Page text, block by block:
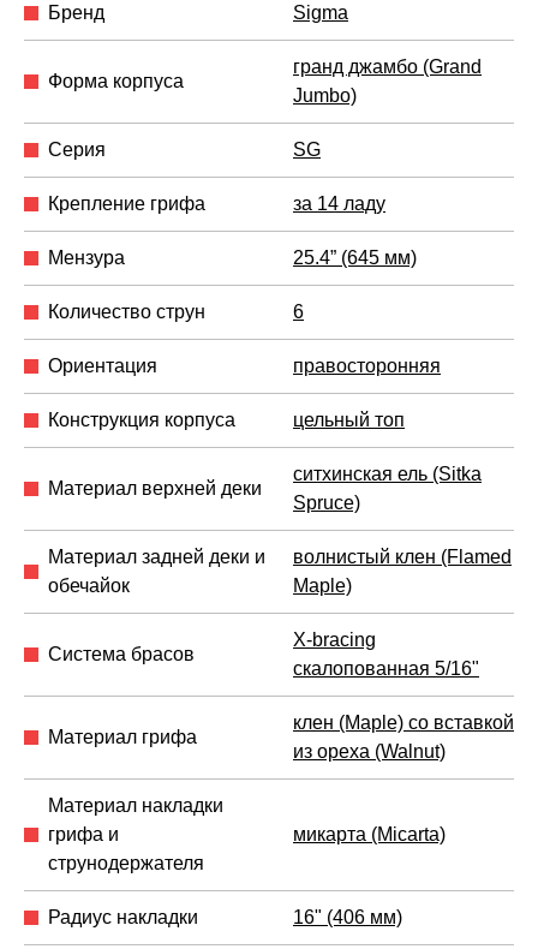
Бренд Sigma
Форма корпуса
гранд джамбо (Grand
Jumbo)
Серия SG
Крепление грифа за 14 ладу
Мензура 25.4” (645 мм)
Количество струн 6
Ориентация правосторонняя
Конструкция корпуса цельный топ
Материал верхней деки
ситхинская ель (Sitka
Spruce)
Материал задней деки и
обечайок
волнистый клен (Flamed
Maple)
Система брасов
X-bracing
скалопованная 5/16"
Материал грифа
клен (Maple) со вставкой
из ореха (Walnut)
Материал накладки
грифа и
струнодержателя
микарта (Micarta)
Радиус накладки 16" (406 мм)